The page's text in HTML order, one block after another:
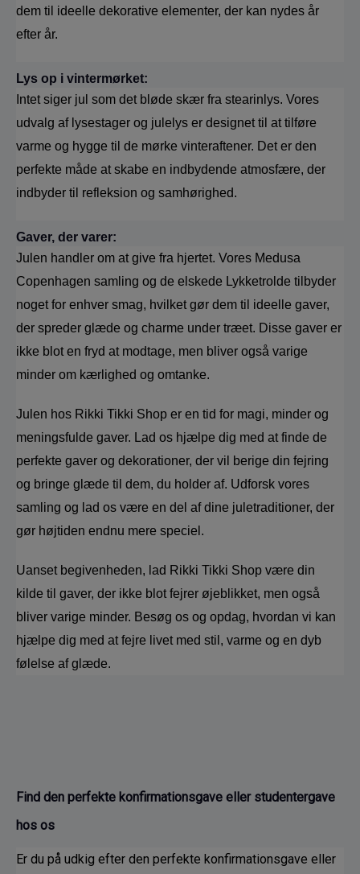
dem til ideelle dekorative elementer, der kan nydes år
efter år.
Lys op i vintermørket:
Intet siger jul som det bløde skær fra stearinlys. Vores
udvalg af lysestager og julelys er designet til at tilføre
varme og hygge til de mørke vinteraftener. Det er den
perfekte måde at skabe en indbydende atmosfære, der
indbyder til refleksion og samhørighed.
Gaver, der varer:
Julen handler om at give fra hjertet. Vores Medusa
Copenhagen samling og de elskede Lykketrolde tilbyder
noget for enhver smag, hvilket gør dem til ideelle gaver,
der spreder glæde og charme under træet. Disse gaver er
ikke blot en fryd at modtage, men bliver også varige
minder om kærlighed og omtanke.
Julen hos Rikki Tikki Shop er en tid for magi, minder og
meningsfulde gaver. Lad os hjælpe dig med at finde de
perfekte gaver og dekorationer, der vil berige din fejring
og bringe glæde til dem, du holder af. Udforsk vores
samling og lad os være en del af dine juletraditioner, der
gør højtiden endnu mere speciel.
Uanset begivenheden, lad Rikki Tikki Shop være din
kilde til gaver, der ikke blot fejrer øjeblikket, men også
bliver varige minder. Besøg os og opdag, hvordan vi kan
hjælpe dig med at fejre livet med stil, varme og en dyb
følelse af glæde.
Find den perfekte konfirmationsgave eller studentergave
hos os
Er du på udkig efter den perfekte konfirmationsgave eller